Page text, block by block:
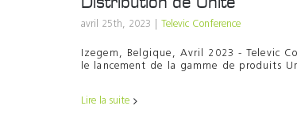
avril 25th, 2023 Televic Conference
Izegem, Belgique, Avril 2023 - Televic
le lancement de la gamme de produits
Lire la suite